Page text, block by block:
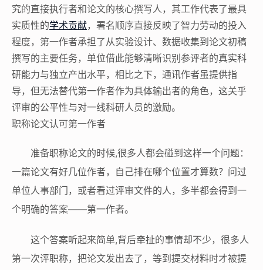
究的直接执行者和论文的核心撰写人，其工作代表了最具
实质性的学术贡献，署名顺序直接反映了智力劳动的投入
程度，第一作者承担了从实验设计、数据收集到论文初稿
撰写的主要任务，单位借此能够清晰识别参评者的真实科
研能力与独立产出水平，相比之下，通讯作者虽提供指
导，但无法替代第一作者作为具体输出者的角色，这关乎
评审的公平性与对一线科研人员的激励。
职称论文认可第一作者
准备职称论文的时候,很多人都会碰到这样一个问题：
一篇论文有好几位作者，自己排在哪个位置才算数？问过
单位人事部门，或者看过评审文件的人，多半都会得到一
个明确的答案——第一作者。
这个答案听起来简单,背后牵扯的事情却不少，很多人
第一次评职称，把论文发出去了，等到提交材料时才被提